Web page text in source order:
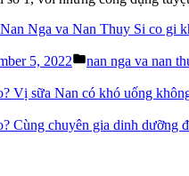
Nga va Nan Thuy Si co gi
5, 2022
Posted
nan nga va nan
Vị sữa Nan có khó uống
Cùng chuyên gia dinh dưỡng